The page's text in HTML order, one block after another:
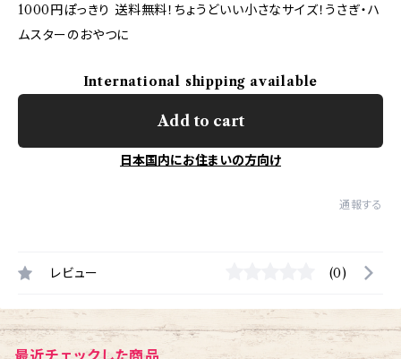
1000円ぽっきり 送料無料！ちょうどいい小さなサイズ！うさぎ・ハ
ムスターのおやつに
International shipping available
Add to cart
日本国内にお住まいの方向け
通報する
レビュー (0)
最近チェックした商品